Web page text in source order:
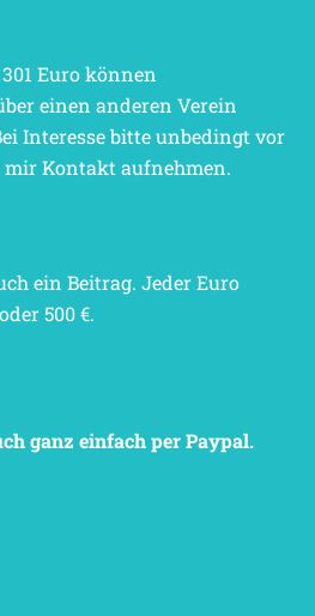
Euro können
einen anderen Verein
Interesse bitte unbedingt vor
Kontakt aufnehmen.
ein Beitrag. Jeder Euro
500 €.
ganz einfach per Paypal.